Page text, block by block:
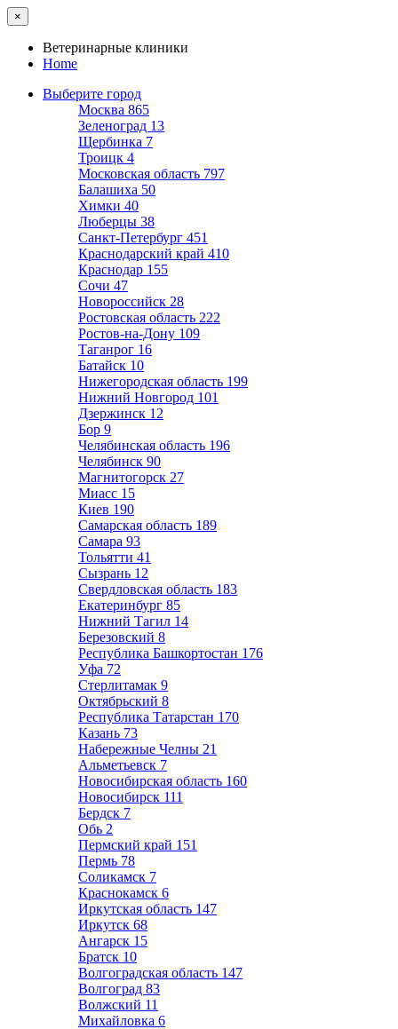
×
Ветеринарные клиники
Home
Выберите город
Москва 865
Зеленоград 13
Щербинка 7
Троицк 4
Московская область 797
Балашиха 50
Химки 40
Люберцы 38
Санкт-Петербург 451
Краснодарский край 410
Краснодар 155
Сочи 47
Новороссийск 28
Ростовская область 222
Ростов-на-Дону 109
Таганрог 16
Батайск 10
Нижегородская область 199
Нижний Новгород 101
Дзержинск 12
Бор 9
Челябинская область 196
Челябинск 90
Магнитогорск 27
Миасс 15
Киев 190
Самарская область 189
Самара 93
Тольятти 41
Сызрань 12
Свердловская область 183
Екатеринбург 85
Нижний Тагил 14
Березовский 8
Республика Башкортостан 176
Уфа 72
Стерлитамак 9
Октябрьский 8
Республика Татарстан 170
Казань 73
Набережные Челны 21
Альметьевск 7
Новосибирская область 160
Новосибирск 111
Бердск 7
Обь 2
Пермский край 151
Пермь 78
Соликамск 7
Краснокамск 6
Иркутская область 147
Иркутск 68
Ангарск 15
Братск 10
Волгоградская область 147
Волгоград 83
Волжский 11
Михайловка 6